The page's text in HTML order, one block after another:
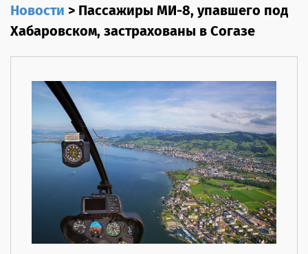
Новости>Пассажиры МИ-8, упавшего под
Хабаровском, застрахованы в Согазе